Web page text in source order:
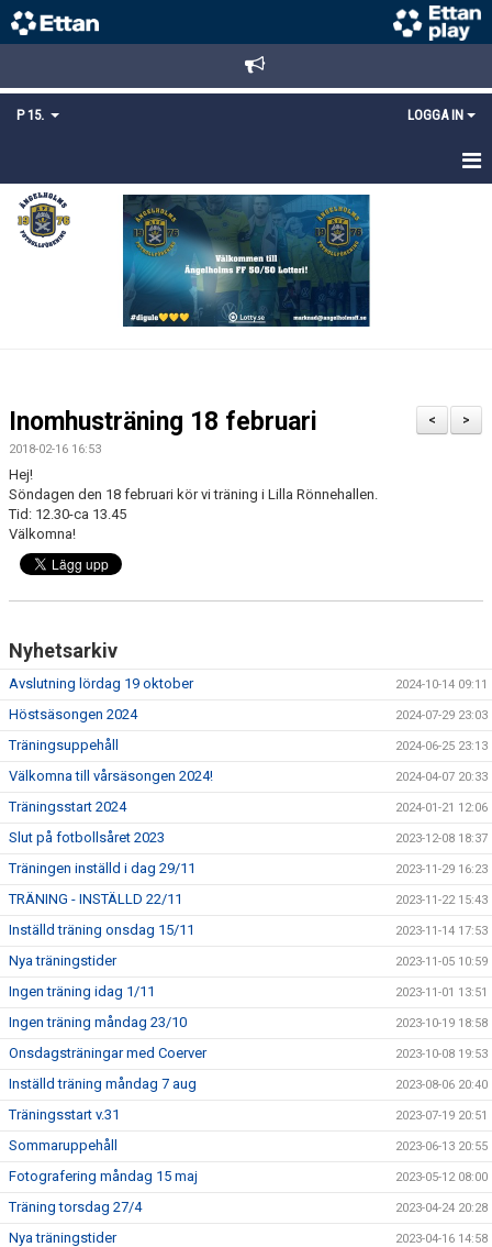
P 15. LOGGA IN
HEM
TRUPPEN
MEDLEMSANMÄLAN
>
<
Inomhusträning 18 februari
2018-02-16 16:53
Hej!
Söndagen den 18 februari kör vi träning i Lilla Rönnehallen.
Tid: 12.30-ca 13.45
Välkomna!
Nyhetsarkiv
Avslutning lördag 19 oktober 2024-10-14 09:11
Höstsäsongen 2024 2024-07-29 23:03
Träningsuppehåll 2024-06-25 23:13
Välkomna till vårsäsongen 2024! 2024-04-07 20:33
Träningsstart 2024 2024-01-21 12:06
Slut på fotbollsåret 2023 2023-12-08 18:37
Träningen inställd i dag 29/11 2023-11-29 16:23
TRÄNING - INSTÄLLD 22/11 2023-11-22 15:43
Inställd träning onsdag 15/11 2023-11-14 17:53
Nya träningstider 2023-11-05 10:59
Ingen träning idag 1/11 2023-11-01 13:51
Ingen träning måndag 23/10 2023-10-19 18:58
Onsdagsträningar med Coerver 2023-10-08 19:53
Inställd träning måndag 7 aug 2023-08-06 20:40
Träningsstart v.31 2023-07-19 20:51
Sommaruppehåll 2023-06-13 20:55
Fotografering måndag 15 maj 2023-05-12 08:00
Träning torsdag 27/4 2023-04-24 20:28
Nya träningstider 2023-04-16 14:58